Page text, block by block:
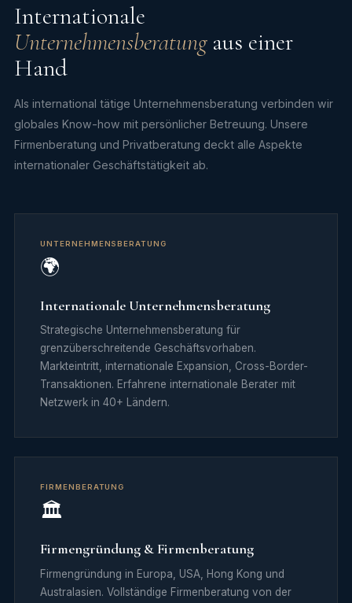
Deutsche GmbH-Gründung
UK Limited Jahresadministration
EUROPAN-Guthaben aufladen
Internationale
Unternehmensberatungaus einer
Hand
Als international tätige Unternehmensberatung verbinden wir
globales Know-how mit persönlicher Betreuung. Unsere
Firmenberatung und Privatberatung deckt alle Aspekte
internationaler Geschäftstätigkeit ab.
UNTERNEHMENSBERATUNG
🌍
Internationale Unternehmensberatung
Strategische Unternehmensberatung für
grenzüberschreitende Geschäftsvorhaben.
Markteintritt, internationale Expansion, Cross-Border-
Transaktionen. Erfahrene internationale Berater mit
Netzwerk in 40+ Ländern.
FIRMENBERATUNG
🏛️
Firmengründung & Firmenberatung
Firmengründung in Europa, USA, Hong Kong und
Australasien. Vollständige Firmenberatung von der